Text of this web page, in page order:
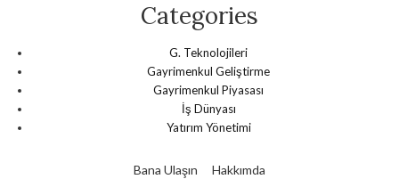
Categories
G. Teknolojileri
Gayrimenkul Geliştirme
Gayrimenkul Piyasası
İş Dünyası
Yatırım Yönetimi
Bana Ulaşın Hakkımda